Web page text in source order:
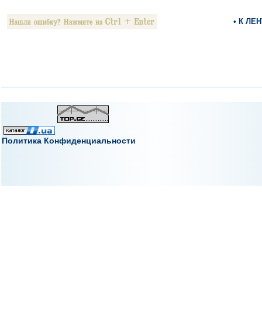
• К
Политика Конфиденциальности